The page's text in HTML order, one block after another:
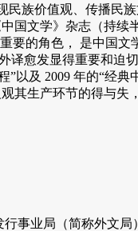
族价值观、传播民
文学》杂志（持续
的角色， 是中国
愈发显得重要和迫
以及 2009 年的“经
其生产环节的得与
业局（简称外文局